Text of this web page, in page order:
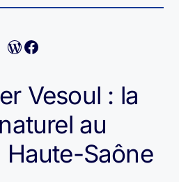
Vesoul : la
au
Saône